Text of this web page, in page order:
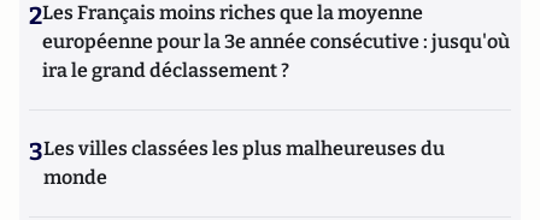
2Les Français moins riches que la moyenne
européenne pour la 3e année consécutive : jusqu'où
ira le grand déclassement ?
3Les villes classées les plus malheureuses du
monde